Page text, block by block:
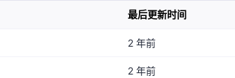
最后更新时间
2 年前
2 年前